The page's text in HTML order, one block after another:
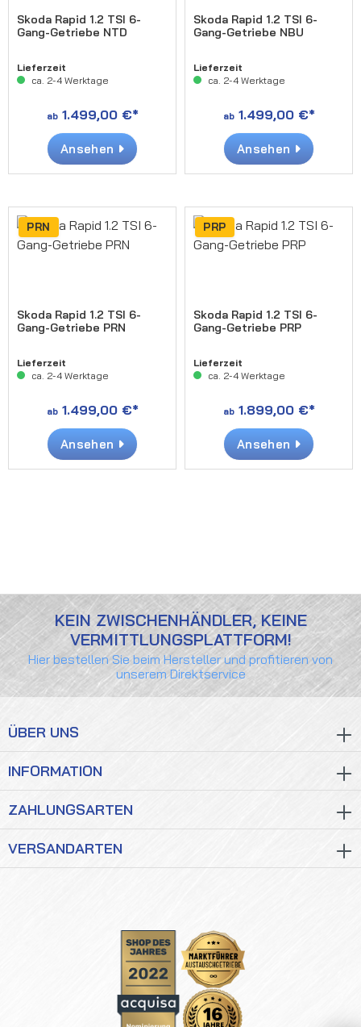
Skoda Rapid 1.2 TSI 6-
Gang-Getriebe NTD
Lieferzeit
ca. 2-4 Werktage
ab1.499,00 €*
Ansehen
Skoda Rapid 1.2 TSI 6-
Gang-Getriebe NBU
Lieferzeit
ca. 2-4 Werktage
ab1.499,00 €*
Ansehen
PRN
Skoda Rapid 1.2 TSI 6-
Gang-Getriebe PRN
Lieferzeit
ca. 2-4 Werktage
ab1.499,00 €*
Ansehen
PRP
Skoda Rapid 1.2 TSI 6-
Gang-Getriebe PRP
Lieferzeit
ca. 2-4 Werktage
ab1.899,00 €*
Ansehen
KEIN ZWISCHENHÄNDLER, KEINE
VERMITTLUNGSPLATTFORM!
Hier bestellen Sie beim Hersteller und profitieren von
unserem Direktservice
ÜBER UNS
INFORMATION
ZAHLUNGSARTEN
VERSANDARTEN